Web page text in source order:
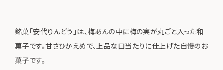
銘菓「安代りんどう」は、梅あんの中に梅の実が丸ごと入った和
菓子です。甘さひかえめで、上品な口当たりに仕上げた自慢のお
菓子です。